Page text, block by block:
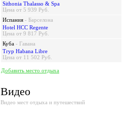
Sithonia Thalasso & Spa
Цена от 5 939 Руб.
Испания - Барселона
Hotel HCC Regente
Цена от 9 817 Руб.
Куба - Гавана
Tryp Habana Libre
Цена от 11 502 Руб.
Добавить место отдыха
Видео
Видео мест отдыха и путешествий